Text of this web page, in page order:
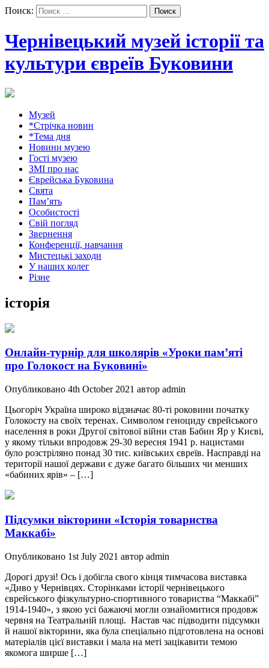
Поиск:
Чернівецький музей історії та
культури євреїв Буковини
Музей
*Стрічка новин
*Тема дня
Новини музею
Гості музею
ЗМІ про нас
Єврейська Буковина
Свята
Пам’ять
Особистості
Свій погляд
Звернення
Конференції, навчання
Мистецькі заходи
У наших колег
Різне
історія
Онлайн-турнір для школярів «Уроки пам’яті
про Голокост на Буковині»
Опубликовано 4th October 2021 автор admin
Цьогоріч Україна широко відзначає 80-ті роковини початку
Голокосту на своїх теренах. Символом геноциду єврейського
населення в роки Другої світової війни став Бабин Яр у Києві,
у якому тільки впродовж 29-30 вересня 1941 р. нацистами
було розстріляно понад 30 тис. київських євреїв. Насправді на
території нашої держави є дуже багато більших чи менших
«бабиних ярів» – […]
Підсумки вікторини «Історія товариства
Маккабі»
Опубликовано 1st July 2021 автор admin
Дорогі друзі! Ось і добігла свого кінця тимчасова виставка
«Диво у Чернівцях. Сторінками історії чернівецького
єврейського фізкультурно-спортивного товариства “Маккабі”
1914-1940», з якою усі бажаючі могли ознайомитися продовж
червня на Театральній площі. Настав час підводити підсумки
й нашої вікторини, яка була спеціально підготовлена на основі
матеріалів цієї виставки і мала на меті зацікавити темою
якомога ширше […]